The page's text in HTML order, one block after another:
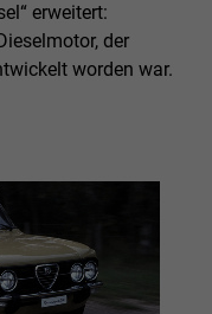
erweitert:
der
worden war.